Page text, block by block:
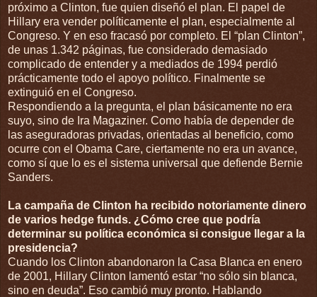
próximo a Clinton, fue quien diseñó el plan. El papel de
Hillary era vender políticamente el plan, especialmente al
Congreso. Y en eso fracasó por completo. El “plan Clinton”,
de unas 1.342 páginas, fue considerado demasiado
complicado de entender y a mediados de 1994 perdió
prácticamente todo el apoyo político. Finalmente se
extinguió en el Congreso.
Respondiendo a la pregunta, el plan básicamente no era
suyo, sino de Ira Magaziner. Como había de depender de
las aseguradoras privadas, orientadas al beneficio, como
ocurre con el Obama Care, ciertamente no era un avance,
como sí que lo es el sistema universal que defiende Bernie
Sanders.
La campaña de Clinton ha recibido notoriamente dinero
de varios hedge funds. ¿Cómo cree que podría
determinar su política económica si consigue llegar a la
presidencia?
Cuando los Clinton abandonaron la Casa Blanca en enero
de 2001, Hillary Clinton lamentó estar “no sólo sin blanca,
sino en deuda”. Eso cambió muy pronto. Hablando